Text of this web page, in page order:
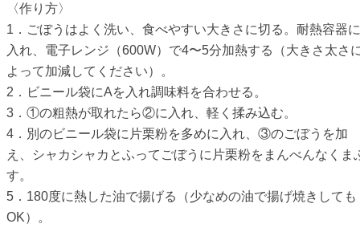
〈作り方〉
1．ごぼうはよく洗い、食べやすい大きさに切る。耐熱容器に
入れ、電子レンジ（600W）で4〜5分加熱する（大きさ太さ
よって加減してください）。
2．ビニール袋にAを入れ調味料を合わせる。
3．①の粗熱が取れたら②に入れ、軽く揉み込む。
4．別のビニール袋に片栗粉を多めに入れ、③のごぼうを加
え、シャカシャカとふってごぼうに片栗粉をまんべんなくま
す。
5．180度に熱した油で揚げる（少なめの油で揚げ焼きしても
OK）。